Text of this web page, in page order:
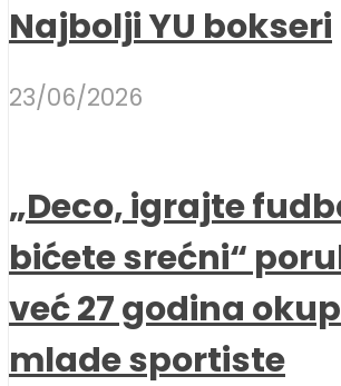
Najbolji YU bokseri
23/06/2026
„Deco, igrajte
bićete srećni“
već 27 godina
mlade sportiste